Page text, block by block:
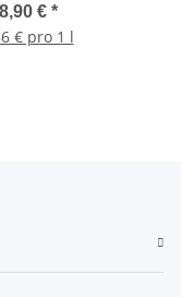
€ *
€ pro 1 l